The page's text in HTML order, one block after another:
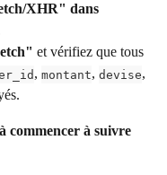
XHR" dans
et vérifiez que tous
, montant, devise,
commencer à suivre